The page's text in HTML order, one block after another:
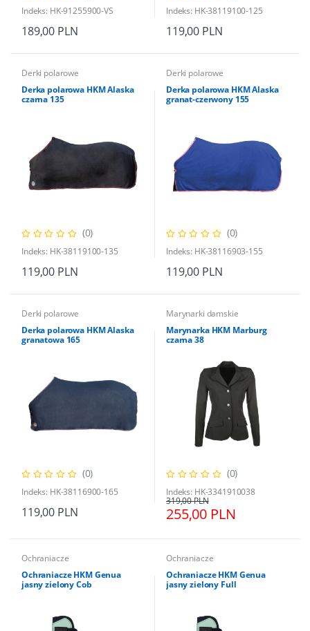
Indeks: HK-91255900-VS
189,00 PLN
Indeks: HK-38119100-125
119,00 PLN
Derki polarowe
Derka polarowa HKM Alaska
czarna 135
(0)
Indeks: HK-38119100-135
119,00 PLN
Derki polarowe
Derka polarowa HKM Alaska
granat-czerwony 155
(0)
Indeks: HK-38116903-155
119,00 PLN
Derki polarowe
Derka polarowa HKM Alaska
granatowa 165
(0)
Indeks: HK-38116900-165
119,00 PLN
Marynarki damskie
Marynarka HKM Marburg
czarna 38
(0)
Indeks: HK-3341910038
255,00 PLN
319,00 PLN
Ochraniacze
Ochraniacze HKM Genua
jasny zielony Cob
Ochraniacze
Ochraniacze HKM Genua
jasny zielony Full